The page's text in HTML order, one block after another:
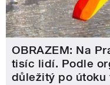
OBRAZEM: Na
tisíc lidí. Podle
důležitý po útoku